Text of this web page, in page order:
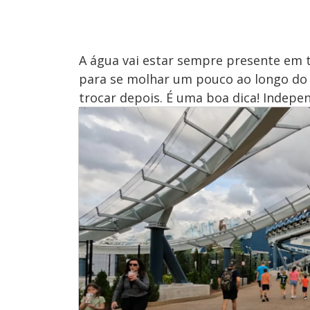
A água vai estar sempre presente
para se molhar um pouco ao longo
trocar depois. É uma boa dica!